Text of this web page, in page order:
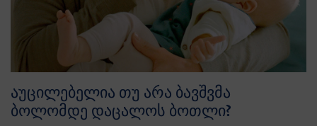
აუცილებელია თუ არა ბავშვმა
ბოლომდე დაცალოს ბოთლი?